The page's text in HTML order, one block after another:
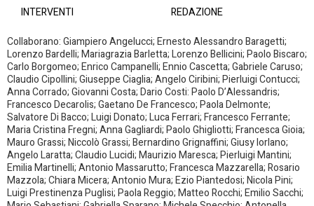
INTERVENTI
REDAZIONE
Collaborano: Giampiero Angelucci; Ernesto Alessandro Baragetti;
Lorenzo Bardelli; Mariagrazia Barletta; Lorenzo Bellicini; Paolo Biscaro;
Carlo Borgomeo; Enrico Campanelli; Ennio Cascetta; Gabriele Caruso;
Claudio Cipollini; Giuseppe Ciaglia; Angelo Ciribini; Pierluigi Contucci;
Anna Corrado; Giovanni Costa; Dario Costi: Paolo D’Alessandris;
Francesco Decarolis; Gaetano De Francesco; Paola Delmonte;
Salvatore Di Bacco; Luigi Donato; Luca Ferrari; Francesco Ferrante;
Maria Cristina Fregni; Anna Gagliardi; Paolo Ghigliotti; Francesca Gioia;
Mauro Grassi; Niccolò Grassi; Bernardino Grignaffini; Giusy Iorlano;
Angelo Laratta; Claudio Lucidi; Maurizio Maresca; Pierluigi Mantini;
Emilia Martinelli; Antonio Massarutto; Francesca Mazzarella; Rosario
Mazzola; Chiara Micera; Antonio Mura; Ezio Piantedosi; Nicola Pini;
Luigi Prestinenza Puglisi; Paola Reggio; Matteo Rocchi; Emilio Sacchi;